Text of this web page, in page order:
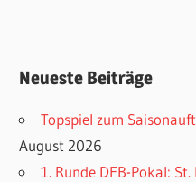
Neueste Beiträge
Topspiel zum
August 2026
1. Runde DFB-Pokal: